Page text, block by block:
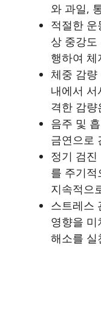
와 과일,
적절한 운
상 중강도
행하여 체
체중 감량
내에서
격한 감량
음주 및
금연으로
정기 검
를 주기
지속적으
스트레스
영향을
해소를 실